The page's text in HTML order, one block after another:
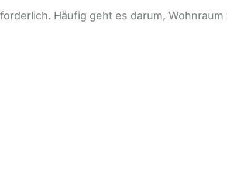
Häufig geht es darum,